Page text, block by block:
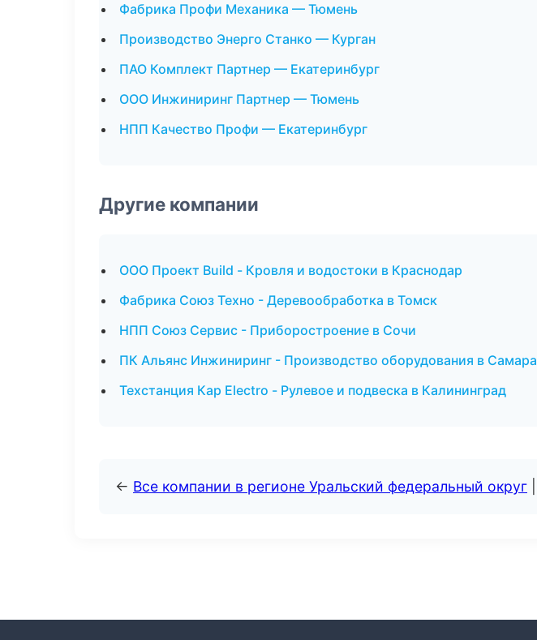
Фабрика Профи Механика — Тюмень
Производство Энерго Станко — Курган
ПАО Комплект Партнер — Екатеринбург
ООО Инжиниринг Партнер — Тюмень
НПП Качество Профи — Екатеринбург
Другие компании
ООО Проект Build - Кровля и водостоки в Краснодар
Фабрика Союз Техно - Деревообработка в Томск
НПП Союз Сервис - Приборостроение в Сочи
ПК Альянс Инжиниринг - Производство оборудования в Самара
Техстанция Кар Electro - Рулевое и подвеска в Калининград
← Все компании в регионе Уральский федеральный округ